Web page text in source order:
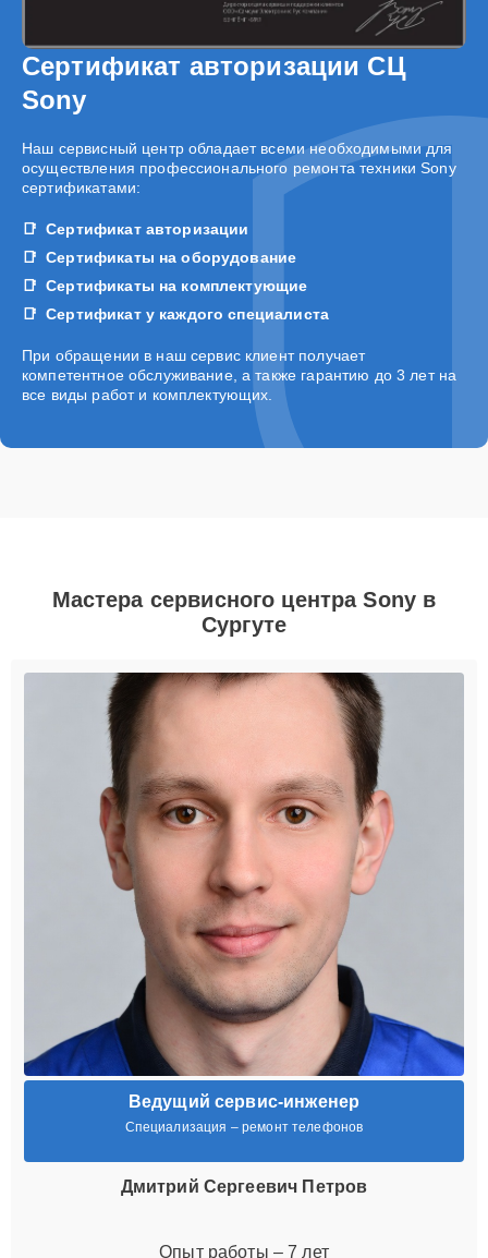
Сертификат авторизации СЦ
Sony
Наш сервисный центр обладает всеми необходимыми для
осуществления профессионального ремонта техники Sony
сертификатами:
Сертификат авторизации
Сертификаты на оборудование
Сертификаты на комплектующие
Сертификат у каждого специалиста
При обращении в наш сервис клиент получает
компетентное обслуживание, а также гарантию до 3 лет на
все виды работ и комплектующих.
Мастера сервисного центра Sony в
Сургуте
Ведущий сервис-инженер
Специализация – ремонт телефонов
Дмитрий Сергеевич Петров
Опыт работы – 7 лет